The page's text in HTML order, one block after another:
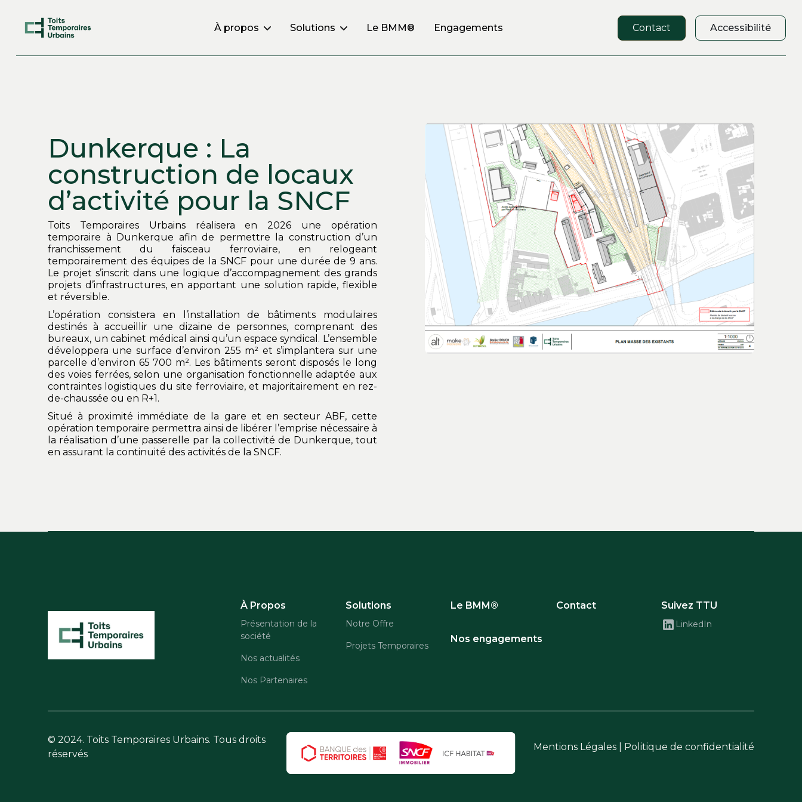
À propos Solutions Le BMM® Engagements Contact Accessibilité
Dunkerque : La
construction de locaux
d’activité pour la SNCF
Toits Temporaires Urbains réalisera en 2026 une opération
temporaire à Dunkerque afin de permettre la construction d’un
franchissement du faisceau ferroviaire, en relogeant
temporairement des équipes de la SNCF pour une durée de 9 ans.
Le projet s’inscrit dans une logique d’accompagnement des grands
projets d’infrastructures, en apportant une solution rapide, flexible
et réversible.
L’opération consistera en l’installation de bâtiments modulaires
destinés à accueillir une dizaine de personnes, comprenant des
bureaux, un cabinet médical ainsi qu’un espace syndical. L’ensemble
développera une surface d’environ 255 m² et s’implantera sur une
parcelle d’environ 65 700 m². Les bâtiments seront disposés le long
des voies ferrées, selon une organisation fonctionnelle adaptée aux
contraintes logistiques du site ferroviaire, et majoritairement en rez-
de-chaussée ou en R+1.
Situé à proximité immédiate de la gare et en secteur ABF, cette
opération temporaire permettra ainsi de libérer l’emprise nécessaire à
la réalisation d’une passerelle par la collectivité de Dunkerque, tout
en assurant la continuité des activités de la SNCF.
À Propos
Présentation de la
société
Nos actualités
Nos Partenaires
Solutions
Notre Offre
Projets Temporaires
Le BMM®
Nos engagements
Contact Suivez TTU
LinkedIn
© 2024. Toits Temporaires Urbains. Tous droits
réservés
Mentions Légales Politique de confidentialité